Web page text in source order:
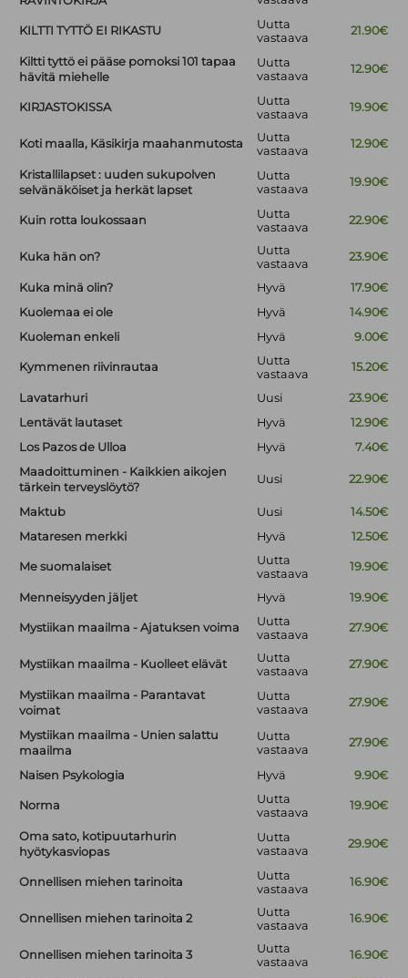
KILTTI TYTTÖ EI RIKASTU
Uutta
vastaava
21.90€
Kiltti tyttö ei pääse pomoksi 101 tapaa
hävitä miehelle
Uutta
vastaava
12.90€
KIRJASTOKISSA
Uutta
vastaava
19.90€
Koti maalla, Käsikirja maahanmutosta
Uutta
vastaava
12.90€
Kristallilapset : uuden sukupolven
selvänäköiset ja herkät lapset
Uutta
vastaava
19.90€
Kuin rotta loukossaan
Uutta
vastaava
22.90€
Kuka hän on?
Uutta
vastaava
23.90€
Kuka minä olin? Hyvä
17.90€
Kuolemaa ei ole
Hyvä
14.90€
Kuoleman enkeli
Hyvä 9.00€
Kymmenen riivinrautaa
Uutta
vastaava
15.20€
Lavatarhuri Uusi
23.90€
Lentävät lautaset
Hyvä
12.90€
Los Pazos de Ulloa
Hyvä
7.40€
Maadoittuminen - Kaikkien aikojen
tärkein terveyslöytö?
Uusi 22.90€
Maktub Uusi
14.50€
Mataresen merkki
Hyvä 12.50€
Me suomalaiset
Uutta
vastaava
19.90€
Menneisyyden jäljet Hyvä 19.90€
Mystiikan maailma - Ajatuksen voima
Uutta
vastaava
27.90€
Mystiikan maailma - Kuolleet elävät
Uutta
vastaava
27.90€
Mystiikan maailma - Parantavat
voimat
Uutta
vastaava
27.90€
Mystiikan maailma - Unien salattu
maailma
Uutta
vastaava
27.90€
Naisen Psykologia Hyvä 9.90€
Norma
Uutta
vastaava
19.90€
Oma sato, kotipuutarhurin
hyötykasviopas
Uutta
vastaava
29.90€
Onnellisen miehen tarinoita
Uutta
vastaava
16.90€
Onnellisen miehen tarinoita 2
Uutta
vastaava
16.90€
Onnellisen miehen tarinoita 3
Uutta
vastaava
16.90€